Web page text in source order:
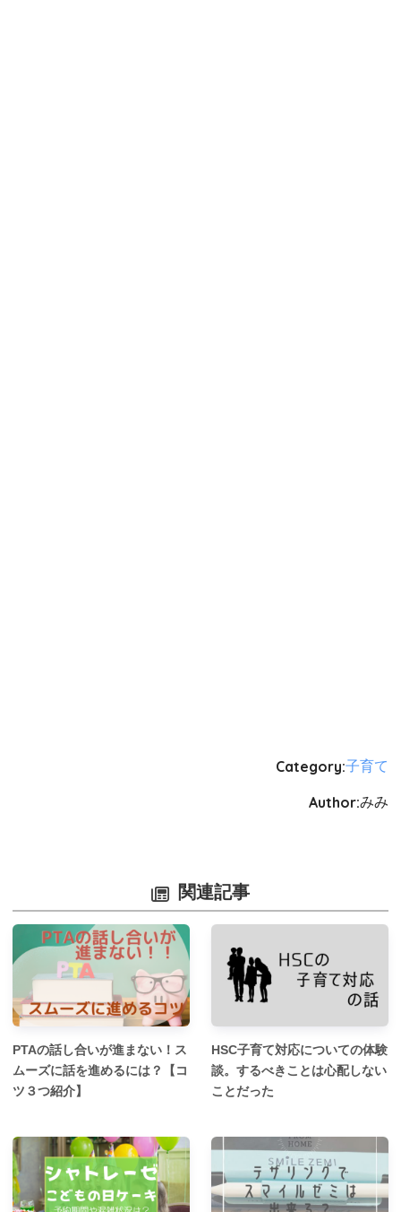
Category:子育て
Author:みみ
関連記事
PTAの話し合いが進まない！ス
ムーズに話を進めるには？【コ
ツ３つ紹介】
HSC子育て対応についての体験
談。するべきことは心配しない
ことだった